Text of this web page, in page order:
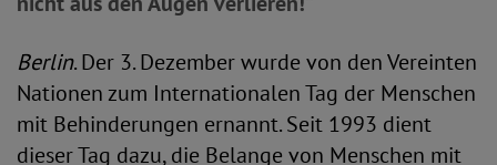
Berlin. Der 3. Dezember wurde von den Vereinten
Nationen zum Internationalen Tag der Menschen
mit Behinderungen ernannt. Seit 1993 dient
dieser Tag dazu, die Belange von Menschen mit